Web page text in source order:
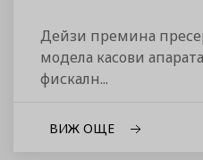
Дейзи премина
модела касови
фискалн...
ВИЖ ОЩЕ